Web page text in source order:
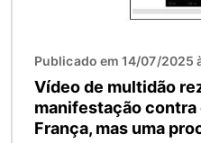
Publicado em 14/07/2025
Vídeo de multidão
manifestação contra
França, mas uma